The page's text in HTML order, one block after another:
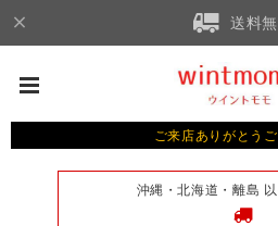
送料
ご来店ありがとう
沖縄・北海道・離島